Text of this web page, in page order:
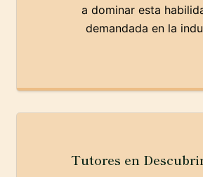
a dominar esta
demandada en la
Tutores en